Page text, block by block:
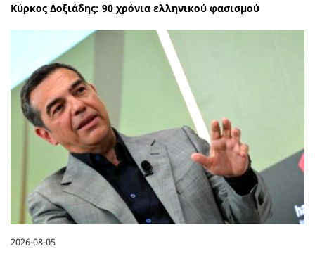
Κύρκος Δοξιάδης: 90 χρόνια ελληνικού φασισμού
2026-08-05